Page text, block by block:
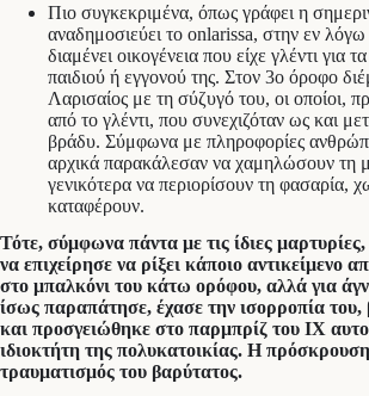
Πιο συγκεκριμένα, όπως γράφει η
αναδημοσιεύει το onlarissa, στην εν λόγω
διαμένει οικογένεια που είχε γλέντι για
παιδιού ή εγγονού της. Στον 3ο όροφο
Λαρισαίος με τη σύζυγό του, οι οποίοι,
από το γλέντι, που συνεχιζόταν ως και
βράδυ. Σύμφωνα με πληροφορίες
αρχικά παρακάλεσαν να χαμηλώσουν τη
γενικότερα να περιορίσουν τη φασαρία,
καταφέρουν.
Τότε, σύμφωνα πάντα με τις ίδιες
να επιχείρησε να ρίξει κάποιο αντικείμενο
στο μπαλκόνι του κάτω ορόφου, αλλά για
ίσως παραπάτησε, έχασε την ισορροπία του,
και προσγειώθηκε στο παρμπρίζ του ΙΧ
ιδιοκτήτη της πολυκατοικίας. Η
τραυματισμός του βαρύτατος.